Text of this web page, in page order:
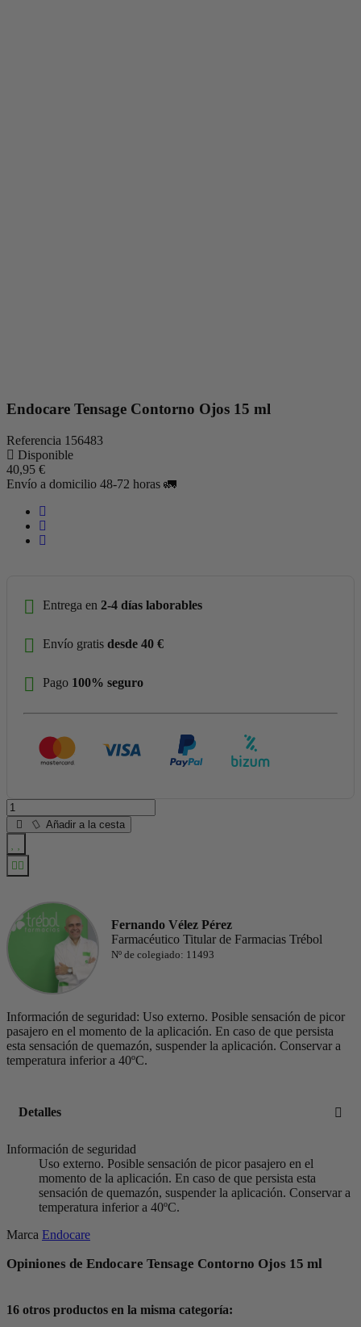
Endocare Tensage Contorno Ojos 15 ml
Referencia 156483
Disponible
40,95 €
Envío a domicilio 48-72 horas 🚛
Entrega en 2-4 días laborables
Envío gratis desde 40 €
Pago 100% seguro
Añadir a la cesta
Fernando Vélez Pérez
Farmacéutico Titular de Farmacias Trébol
Nº de colegiado: 11493
Información de seguridad: Uso externo. Posible sensación de picor
pasajero en el momento de la aplicación. En caso de que persista
esta sensación de quemazón, suspender la aplicación. Conservar a
temperatura inferior a 40ºC.
Detalles
Información de seguridad
Uso externo. Posible sensación de picor pasajero en el
momento de la aplicación. En caso de que persista esta
sensación de quemazón, suspender la aplicación. Conservar a
temperatura inferior a 40ºC.
Marca Endocare
Opiniones de Endocare Tensage Contorno Ojos 15 ml
16 otros productos en la misma categoría: